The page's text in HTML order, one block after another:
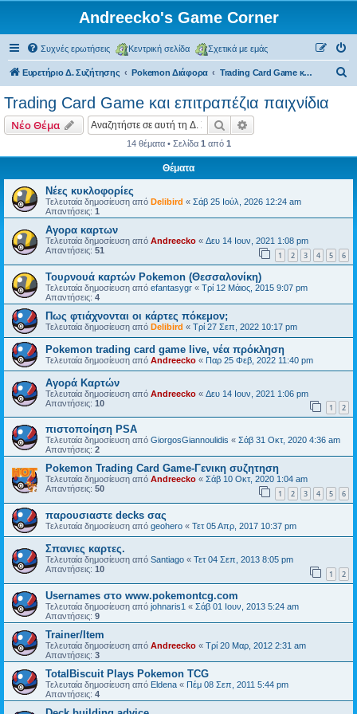
Andreecko's Game Corner
Συχνές ερωτήσεις Κεντρική σελίδα Σχετικά με εμάς
Ευρετήριο Δ. Συζήτησης Pokemon Διάφορα Trading Card Game και επιτραπέζια παιχνίδια
Trading Card Game και επιτραπέζια παιχνίδια
Νέο Θέμα Αναζήτηση
14 θέματα • Σελίδα 1 από 1
Θέματα
Νέες κυκλοφορίες
Τελευταία δημοσίευση από Delibird « Σάβ 25 Ιούλ, 2026 12:24 am
Απαντήσεις: 1
Αγορα καρτων
Τελευταία δημοσίευση από Andreecko « Δευ 14 Ιουν, 2021 1:08 pm
Απαντήσεις: 51 1 2 3 4 5 6
Τουρνουά καρτών Pokemon (Θεσσαλονίκη)
Τελευταία δημοσίευση από efantasygr « Τρί 12 Μάιος, 2015 9:07 pm
Απαντήσεις: 4
Πως φτιάχνονται οι κάρτες πόκεμον;
Τελευταία δημοσίευση από Delibird « Τρί 27 Σεπ, 2022 10:17 pm
Pokemon trading card game live, νέα πρόκληση
Τελευταία δημοσίευση από Andreecko « Παρ 25 Φεβ, 2022 11:40 pm
Αγορά Καρτών
Τελευταία δημοσίευση από Andreecko « Δευ 14 Ιουν, 2021 1:06 pm
Απαντήσεις: 10 1 2
πιστοποίηση PSA
Τελευταία δημοσίευση από GiorgosGiannoulidis « Σάβ 31 Οκτ, 2020 4:36 am
Απαντήσεις: 2
Pokemon Trading Card Game-Γενικη συζητηση
Τελευταία δημοσίευση από Andreecko « Σάβ 10 Οκτ, 2020 1:04 am
Απαντήσεις: 50 1 2 3 4 5 6
παρουσιαστε decks σας
Τελευταία δημοσίευση από geohero « Τετ 05 Απρ, 2017 10:37 pm
Σπανιες καρτες.
Τελευταία δημοσίευση από Santiago « Τετ 04 Σεπ, 2013 8:05 pm
Απαντήσεις: 10 1 2
Usernames στο www.pokemontcg.com
Τελευταία δημοσίευση από johnaris1 « Σάβ 01 Ιουν, 2013 5:24 am
Απαντήσεις: 9
Trainer/Item
Τελευταία δημοσίευση από Andreecko « Τρί 20 Μαρ, 2012 2:31 am
Απαντήσεις: 3
TotalBiscuit Plays Pokemon TCG
Τελευταία δημοσίευση από Eldena « Πέμ 08 Σεπ, 2011 5:44 pm
Απαντήσεις: 4